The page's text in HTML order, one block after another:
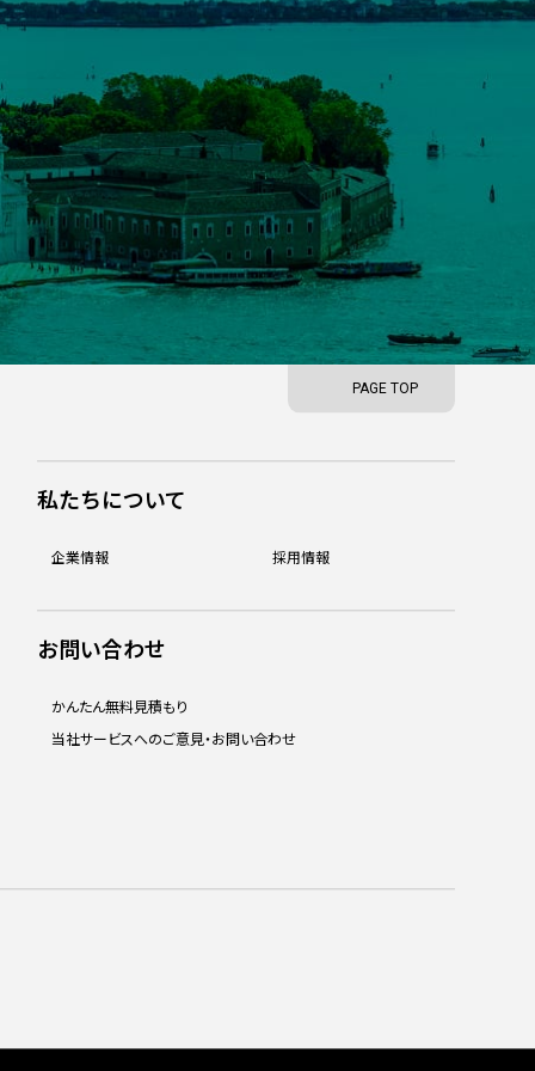
PAGE TOP
私たちについて
企業情報 採用情報
お問い合わせ
かんたん無料見積もり
当社サービスへのご意見・お問い合わせ